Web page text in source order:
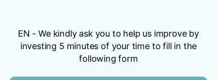
EN - We kindly ask you to help us improve by
investing 5 minutes of your time to fill in the
following form